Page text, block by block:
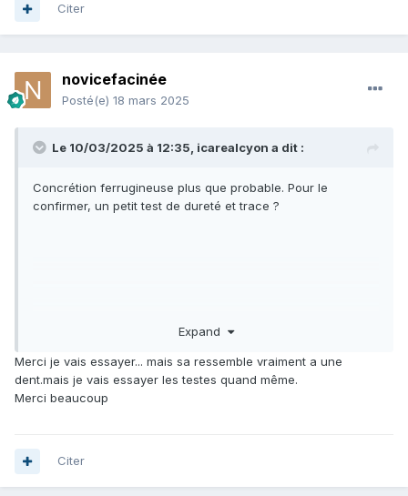
Citer
novicefacinée
Posté(e) 18 mars 2025
Le 10/03/2025 à 12:35, icarealcyon a dit :
Concrétion ferrugineuse plus que probable. Pour le
confirmer, un petit test de dureté et trace ?
Expand
Merci je vais essayer... mais sa ressemble vraiment a une
dent.mais je vais essayer les testes quand même.
Merci beaucoup
Citer